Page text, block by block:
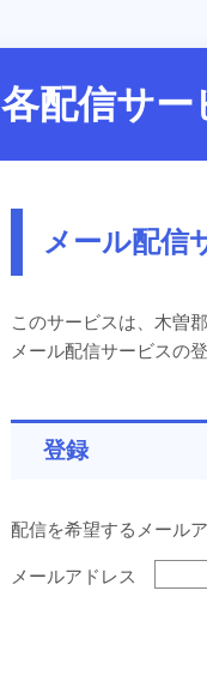
各配信サー
メール配信
このサービスは、木曽
メール配信サービスの
登録
配信を希望するメール
メールアドレス